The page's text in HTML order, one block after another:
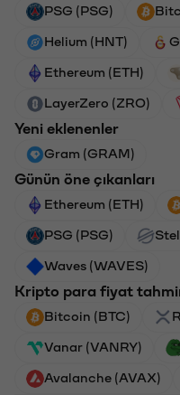
PSG (PSG)
Helium (HNT)
Ethereum (ETH)
LayerZero (ZRO)
Yeni eklenenler
Gram (GRAM)
Günün öne çıkanları
Ethereum (ETH)
PSG (PSG)
Waves (WAVES)
Kripto para fiyat
Bitcoin (BTC)
Vanar (VANRY)
Avalanche (AVAX)